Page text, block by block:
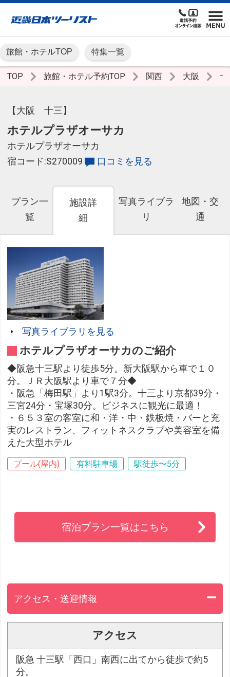
旅館・ホテルTOP 特集一覧
TOP 旅館・ホテル予約TOP 関西 大阪 十
【大阪 十三】
ホテルプラザオーサカ
ホテルプラザオーサカ
宿コード:S270009
口コミを見る
プラン一
覧
施設詳
細
写真ライブラ
リ
地図・交
通
写真ライブラリを見る
ホテルプラザオーサカのご紹介
◆阪急十三駅より徒歩5分。新大阪駅から車で１０
分。ＪＲ大阪駅より車で７分◆
・阪急「梅田駅」より1駅3分。十三より京都39分・
三宮24分・宝塚30分。ビジネスに観光に最適！
・６５３室の客室に和・洋・中・鉄板焼・バーと充
実のレストラン、フィットネスクラブや美容室を備
えた大型ホテル
プール(屋内) 有料駐車場 駅徒歩〜5分
宿泊プラン一覧はこちら
アクセス・送迎情報
アクセス
阪急 十三駅「西口」南西に出てから徒歩で約5
分。